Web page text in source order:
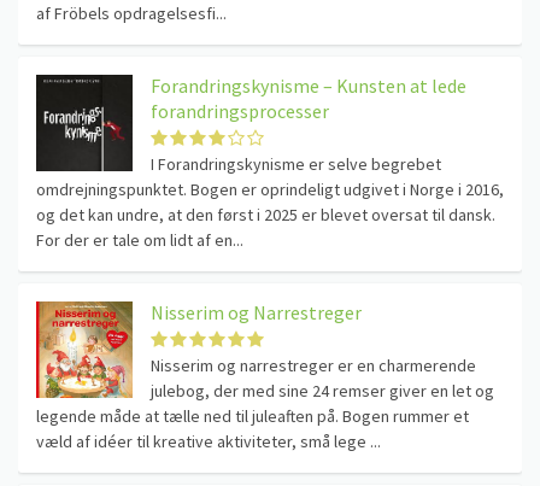
af Fröbels opdragelsesfi...
Forandringskynisme – Kunsten at lede
forandringsprocesser
I Forandringskynisme er selve begrebet
omdrejningspunktet. Bogen er oprindeligt udgivet i Norge i 2016,
og det kan undre, at den først i 2025 er blevet oversat til dansk.
For der er tale om lidt af en...
Nisserim og Narrestreger
Nisserim og narrestreger er en charmerende
julebog, der med sine 24 remser giver en let og
legende måde at tælle ned til juleaften på. Bogen rummer et
væld af idéer til kreative aktiviteter, små lege ...